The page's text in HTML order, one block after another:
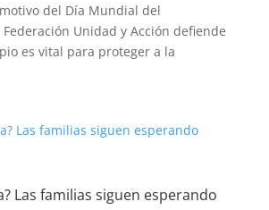
del Día Mundial del
Unidad y Acción defiende
es vital para proteger a la
Las familias siguen esperando